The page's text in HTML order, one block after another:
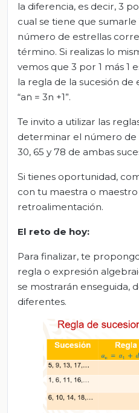
la diferencia, es decir, 3
cual se tiene que
número de estrellas
término. Si realizas lo
vemos que 3 por 1 más 1
la regla de la sucesión de
“an = 3n +1”.
Te invito a utilizar las
determinar el número de
30, 65 y 78 de ambas
Si tienes oportunidad,
con tu maestra o
retroalimentación.
El reto de hoy:
Para finalizar, te
regla o expresión
se mostrarán enseguida,
diferentes.